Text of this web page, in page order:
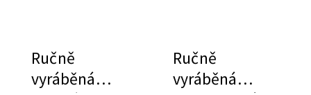
Ručně
vyráběná
Ručně
vyráběná